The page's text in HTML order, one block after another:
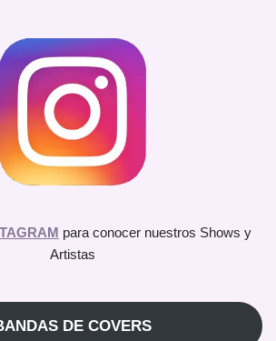
para conocer nuestros Shows y
Artistas
DE COVERS